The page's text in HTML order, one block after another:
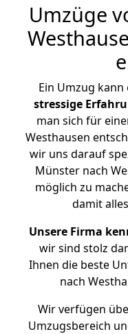
Umzüge
Ein Umzug
stressige
man sich für
Westhausen
wir uns darauf
Münster nach
möglich zu
damit
Unsere Firma
wir sind stolz
Ihnen die beste
nach
Wir verfügen
Umzugsbereich